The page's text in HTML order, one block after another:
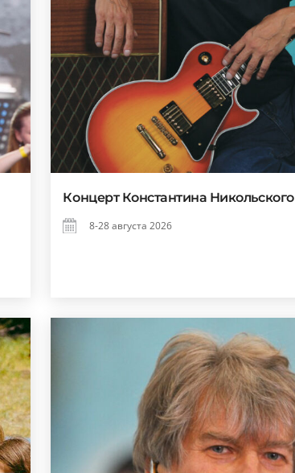
Концерт Константина Никольского
8-28 августа 2026